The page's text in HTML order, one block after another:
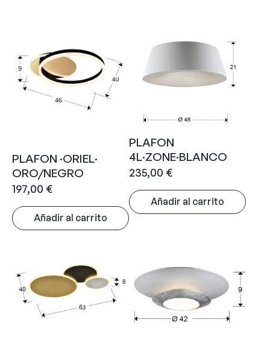
PLAFON ·ORIEL·
ORO/NEGRO
197,00 €
Añadir al carrito
PLAFON
4L·ZONE·BLANCO
235,00 €
Añadir al carrito